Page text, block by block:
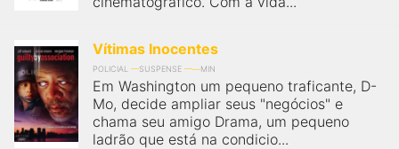
Vítimas Inocentes
POLICIAL SUSPENSE MIN
Em Washington um pequeno traficante, D-
Mo, decide ampliar seus "negócios" e
chama seu amigo Drama, um pequeno
ladrão que está na condicio...